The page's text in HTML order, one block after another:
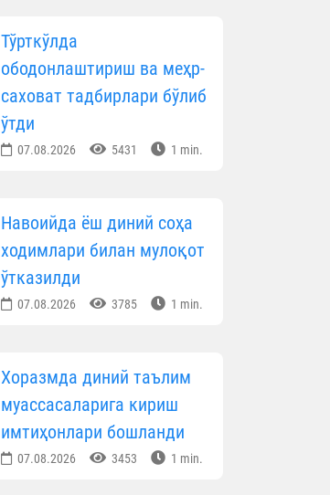
Тўрткўлда
ободонлаштириш ва меҳр-
саховат тадбирлари бўлиб
ўтди
07.08.2026 5431 1 min.
Навоийда ёш диний соҳа
ходимлари билан мулоқот
ўтказилди
07.08.2026 3785 1 min.
Хоразмда диний таълим
муассасаларига кириш
имтиҳонлари бошланди
07.08.2026 3453 1 min.